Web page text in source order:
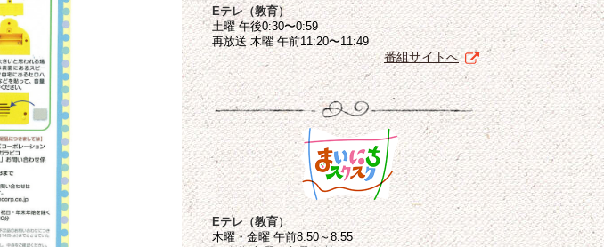
Eテレ（教育）
土曜 午後0:30〜0:59
再放送 木曜 午前11:20〜11:49
番組サイトへ
Eテレ（教育）
木曜・金曜 午前8:50～8:55